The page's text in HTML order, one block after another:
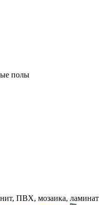
полы
ПВХ, мозаика, ламинат